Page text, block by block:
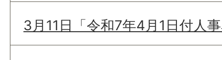
3月11日「令和7年4月1日付人